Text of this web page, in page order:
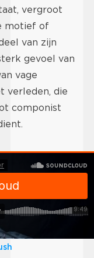
vergroot
motief of
van zijn
gevoel van
vage
verleden, die
componist